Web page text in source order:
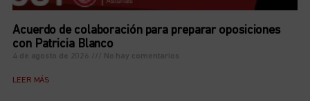
Acuerdo de colaboración para preparar oposiciones
con Patricia Blanco
4 de agosto de 2026 No hay comentarios
LEER MÁS